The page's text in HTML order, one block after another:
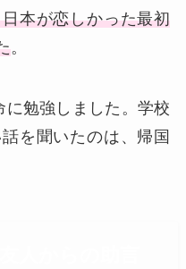
本が恋しかった最初
。
勉強しました。学校
を聞いたのは、帰国